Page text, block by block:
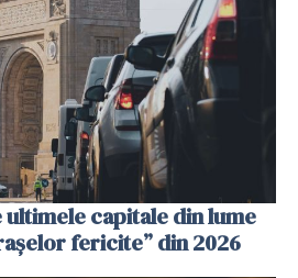
capitale din lume
fericite” din 2026